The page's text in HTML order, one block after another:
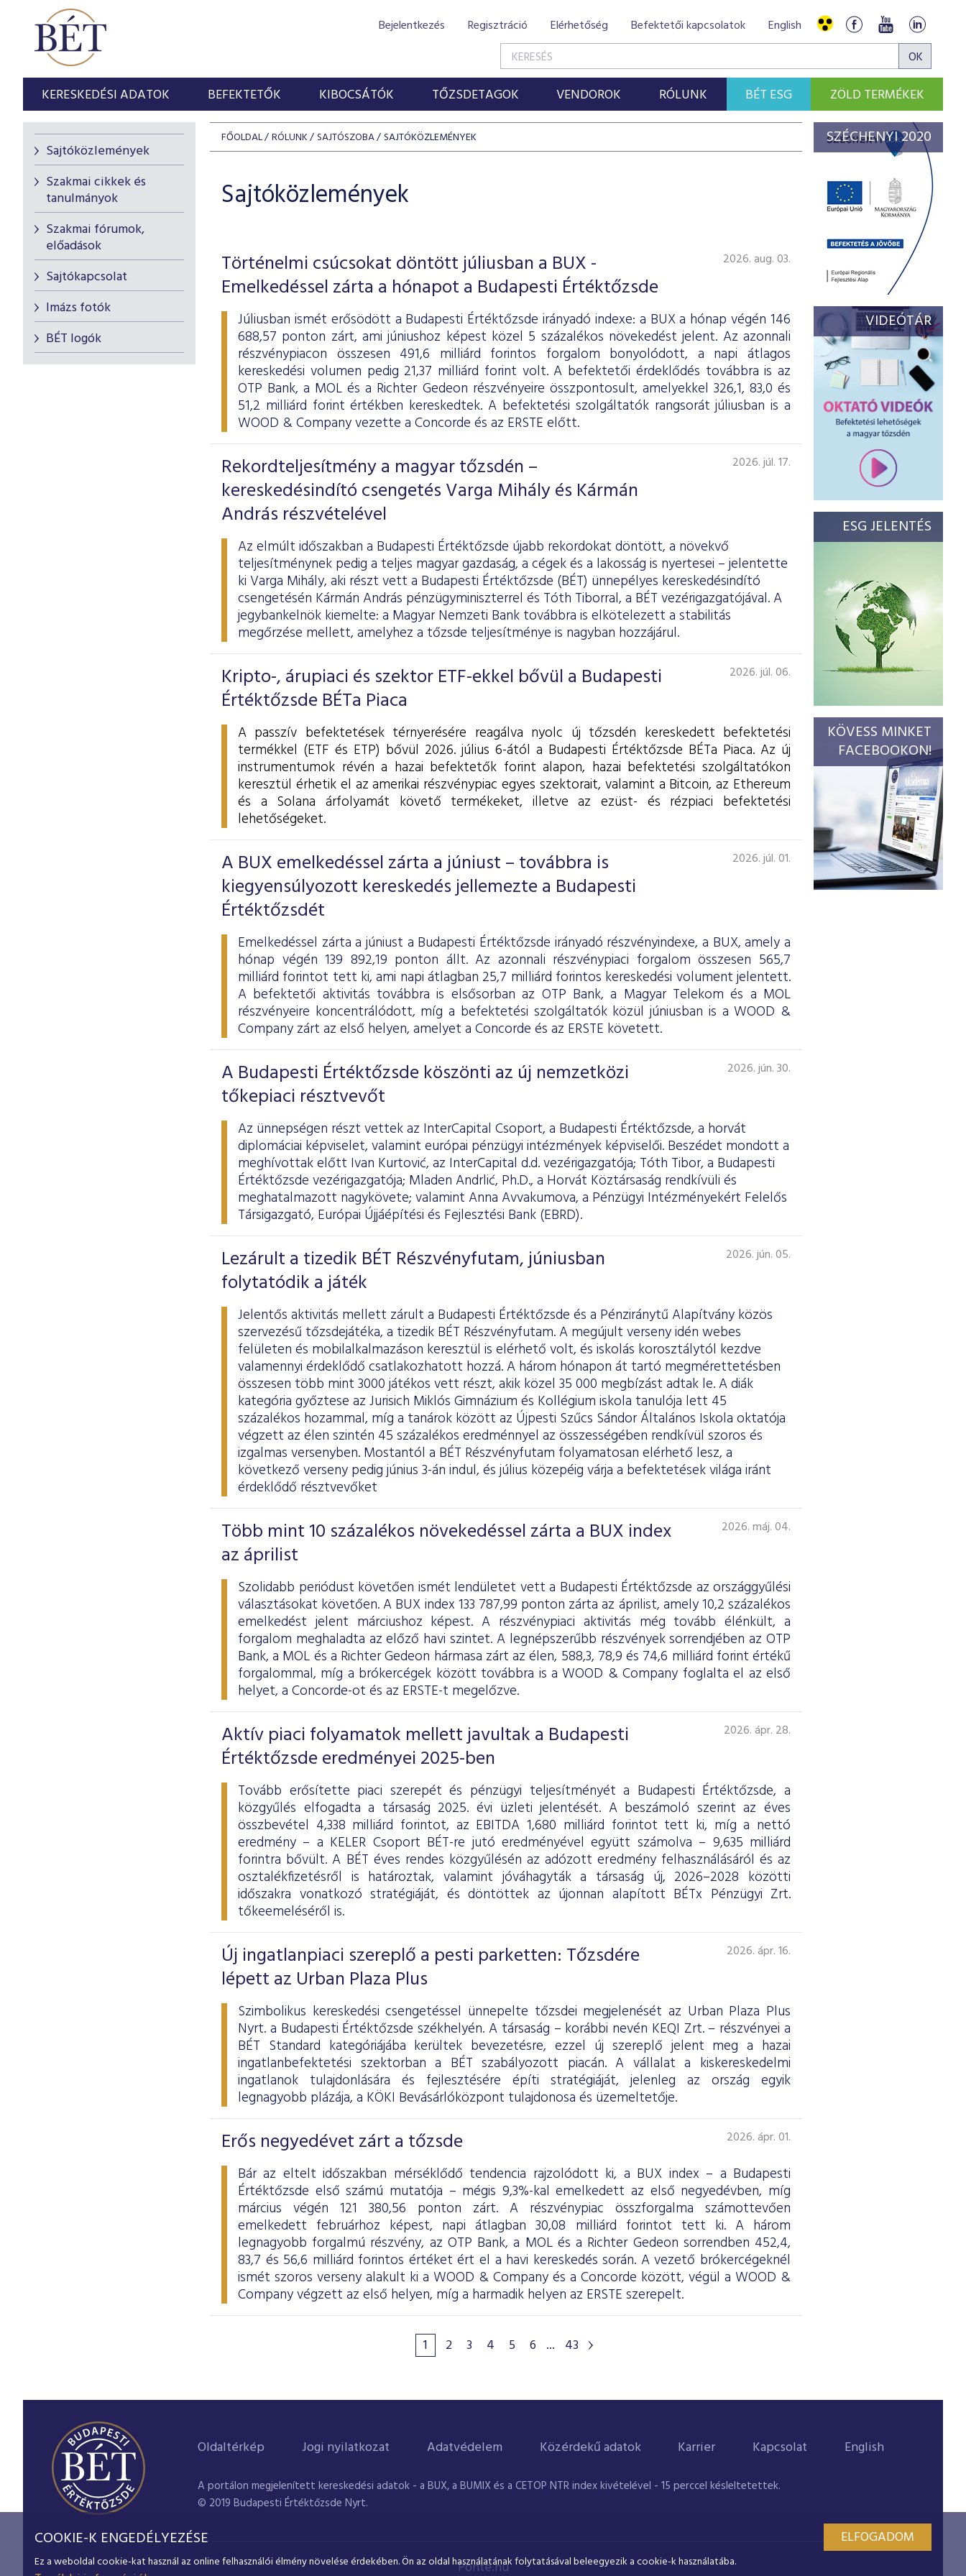
Bejelentkezés Regisztráció Elérhetőség Befektetői kapcsolatok English
KERESKEDÉSI ADATOK BEFEKTETŐK KIBOCSÁTÓK TŐZSDETAGOK VENDOROK RÓLUNK BÉT ESG ZÖLD TERMÉKEK
Sajtóközlemények
Szakmai cikkek és
tanulmányok
Szakmai fórumok,
előadások
Sajtókapcsolat
Imázs fotók
BÉT logók
FŐOLDAL RÓLUNK SAJTÓSZOBA SAJTÓKÖZLEMÉNYEK
Sajtóközlemények
Történelmi csúcsokat döntött júliusban a BUX -
Emelkedéssel zárta a hónapot a Budapesti Értéktőzsde
2026. aug. 03.
Júliusban ismét erősödött a Budapesti Értéktőzsde irányadó indexe: a BUX a hónap végén 146
688,57 ponton zárt, ami júniushoz képest közel 5 százalékos növekedést jelent. Az azonnali
részvénypiacon összesen 491,6 milliárd forintos forgalom bonyolódott, a napi átlagos
kereskedési volumen pedig 21,37 milliárd forint volt. A befektetői érdeklődés továbbra is az
OTP Bank, a MOL és a Richter Gedeon részvényeire összpontosult, amelyekkel 326,1, 83,0 és
51,2 milliárd forint értékben kereskedtek. A befektetési szolgáltatók rangsorát júliusban is a
WOOD & Company vezette a Concorde és az ERSTE előtt.
Rekordteljesítmény a magyar tőzsdén –
kereskedésindító csengetés Varga Mihály és Kármán
András részvételével
2026. júl. 17.
Az elmúlt időszakban a Budapesti Értéktőzsde újabb rekordokat döntött, a növekvő
teljesítménynek pedig a teljes magyar gazdaság, a cégek és a lakosság is nyertesei – jelentette
ki Varga Mihály, aki részt vett a Budapesti Értéktőzsde (BÉT) ünnepélyes kereskedésindító
csengetésén Kármán András pénzügyminiszterrel és Tóth Tiborral, a BÉT vezérigazgatójával. A
jegybankelnök kiemelte: a Magyar Nemzeti Bank továbbra is elkötelezett a stabilitás
megőrzése mellett, amelyhez a tőzsde teljesítménye is nagyban hozzájárul.
Kripto-, árupiaci és szektor ETF-ekkel bővül a Budapesti
Értéktőzsde BÉTa Piaca
2026. júl. 06.
A passzív befektetések térnyerésére reagálva nyolc új tőzsdén kereskedett befektetési
termékkel (ETF és ETP) bővül 2026. július 6-ától a Budapesti Értéktőzsde BÉTa Piaca. Az új
instrumentumok révén a hazai befektetők forint alapon, hazai befektetési szolgáltatókon
keresztül érhetik el az amerikai részvénypiac egyes szektorait, valamint a Bitcoin, az Ethereum
és a Solana árfolyamát követő termékeket, illetve az ezüst- és rézpiaci befektetési
lehetőségeket.
A BUX emelkedéssel zárta a júniust – továbbra is
kiegyensúlyozott kereskedés jellemezte a Budapesti
Értéktőzsdét
2026. júl. 01.
Emelkedéssel zárta a júniust a Budapesti Értéktőzsde irányadó részvényindexe, a BUX, amely a
hónap végén 139 892,19 ponton állt. Az azonnali részvénypiaci forgalom összesen 565,7
milliárd forintot tett ki, ami napi átlagban 25,7 milliárd forintos kereskedési volument jelentett.
A befektetői aktivitás továbbra is elsősorban az OTP Bank, a Magyar Telekom és a MOL
részvényeire koncentrálódott, míg a befektetési szolgáltatók közül júniusban is a WOOD &
Company zárt az első helyen, amelyet a Concorde és az ERSTE követett.
A Budapesti Értéktőzsde köszönti az új nemzetközi
tőkepiaci résztvevőt
2026. jún. 30.
Az ünnepségen részt vettek az InterCapital Csoport, a Budapesti Értéktőzsde, a horvát
diplomáciai képviselet, valamint európai pénzügyi intézmények képviselői. Beszédet mondott a
meghívottak előtt Ivan Kurtović, az InterCapital d.d. vezérigazgatója; Tóth Tibor, a Budapesti
Értéktőzsde vezérigazgatója; Mladen Andrlić, Ph.D., a Horvát Köztársaság rendkívüli és
meghatalmazott nagykövete; valamint Anna Avvakumova, a Pénzügyi Intézményekért Felelős
Társigazgató, Európai Újjáépítési és Fejlesztési Bank (EBRD).
Lezárult a tizedik BÉT Részvényfutam, júniusban
folytatódik a játék
2026. jún. 05.
Jelentős aktivitás mellett zárult a Budapesti Értéktőzsde és a Pénziránytű Alapítvány közös
szervezésű tőzsdejátéka, a tizedik BÉT Részvényfutam. A megújult verseny idén webes
felületen és mobilalkalmazáson keresztül is elérhető volt, és iskolás korosztálytól kezdve
valamennyi érdeklődő csatlakozhatott hozzá. A három hónapon át tartó megmérettetésben
összesen több mint 3000 játékos vett részt, akik közel 35 000 megbízást adtak le. A diák
kategória győztese az Jurisich Miklós Gimnázium és Kollégium iskola tanulója lett 45
százalékos hozammal, míg a tanárok között az Újpesti Szűcs Sándor Általános Iskola oktatója
végzett az élen szintén 45 százalékos eredménnyel az összességében rendkívül szoros és
izgalmas versenyben. Mostantól a BÉT Részvényfutam folyamatosan elérhető lesz, a
következő verseny pedig június 3-án indul, és július közepéig várja a befektetések világa iránt
érdeklődő résztvevőket
Több mint 10 százalékos növekedéssel zárta a BUX index
az áprilist
2026. máj. 04.
Szolidabb periódust követően ismét lendületet vett a Budapesti Értéktőzsde az országgyűlési
választásokat követően. A BUX index 133 787,99 ponton zárta az áprilist, amely 10,2 százalékos
emelkedést jelent márciushoz képest. A részvénypiaci aktivitás még tovább élénkült, a
forgalom meghaladta az előző havi szintet. A legnépszerűbb részvények sorrendjében az OTP
Bank, a MOL és a Richter Gedeon hármasa zárt az élen, 588,3, 78,9 és 74,6 milliárd forint értékű
forgalommal, míg a brókercégek között továbbra is a WOOD & Company foglalta el az első
helyet, a Concorde-ot és az ERSTE-t megelőzve.
Aktív piaci folyamatok mellett javultak a Budapesti
Értéktőzsde eredményei 2025-ben
2026. ápr. 28.
Tovább erősítette piaci szerepét és pénzügyi teljesítményét a Budapesti Értéktőzsde, a
közgyűlés elfogadta a társaság 2025. évi üzleti jelentését. A beszámoló szerint az éves
összbevétel 4,338 milliárd forintot, az EBITDA 1,680 milliárd forintot tett ki, míg a nettó
eredmény – a KELER Csoport BÉT-re jutó eredményével együtt számolva – 9,635 milliárd
forintra bővült. A BÉT éves rendes közgyűlésén az adózott eredmény felhasználásáról és az
osztalékfizetésről is határoztak, valamint jóváhagyták a társaság új, 2026–2028 közötti
időszakra vonatkozó stratégiáját, és döntöttek az újonnan alapított BÉTx Pénzügyi Zrt.
tőkeemeléséről is.
Új ingatlanpiaci szereplő a pesti parketten: Tőzsdére
lépett az Urban Plaza Plus
2026. ápr. 16.
Szimbolikus kereskedési csengetéssel ünnepelte tőzsdei megjelenését az Urban Plaza Plus
Nyrt. a Budapesti Értéktőzsde székhelyén. A társaság – korábbi nevén KEQI Zrt. – részvényei a
BÉT Standard kategóriájába kerültek bevezetésre, ezzel új szereplő jelent meg a hazai
ingatlanbefektetési szektorban a BÉT szabályozott piacán. A vállalat a kiskereskedelmi
ingatlanok tulajdonlására és fejlesztésére építi stratégiáját, jelenleg az ország egyik
legnagyobb plázája, a KÖKI Bevásárlóközpont tulajdonosa és üzemeltetője.
Erős negyedévet zárt a tőzsde 2026. ápr. 01.
Bár az eltelt időszakban mérséklődő tendencia rajzolódott ki, a BUX index – a Budapesti
Értéktőzsde első számú mutatója – mégis 9,3%-kal emelkedett az első negyedévben, míg
március végén 121 380,56 ponton zárt. A részvénypiac összforgalma számottevően
emelkedett februárhoz képest, napi átlagban 30,08 milliárd forintot tett ki. A három
legnagyobb forgalmú részvény, az OTP Bank, a MOL és a Richter Gedeon sorrendben 452,4,
83,7 és 56,6 milliárd forintos értéket ért el a havi kereskedés során. A vezető brókercégeknél
ismét szoros verseny alakult ki a WOOD & Company és a Concorde között, végül a WOOD &
Company végzett az első helyen, míg a harmadik helyen az ERSTE szerepelt.
1 2 3 4 5 6 ... 43
SZÉCHENYI 2020
VIDEÓTÁR
ESG JELENTÉS
KÖVESS MINKET
FACEBOOKON!
Oldaltérkép Jogi nyilatkozat Adatvédelem Közérdekű adatok Karrier Kapcsolat English
A portálon megjelenített kereskedési adatok - a BUX, a BUMIX és a CETOP NTR index kivételével - 15 perccel késleltetettek.
© 2019 Budapesti Értéktőzsde Nyrt.
Ponte.hu
COOKIE-K ENGEDÉLYEZÉSE
Ez a weboldal cookie-kat használ az online felhasználói élmény növelése érdekében. Ön az oldal használatának folytatásával beleegyezik a cookie-k használatába.
ELFOGADOM